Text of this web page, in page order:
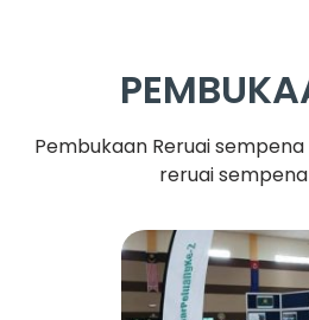
Pembukaan Reruai
reruai